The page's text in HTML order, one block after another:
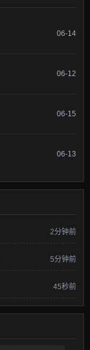
06-14
06-12
06-15
06-13
2分钟前
5分钟前
45秒前